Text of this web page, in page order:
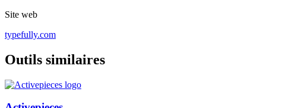
Site web
typefully.com
Outils similaires